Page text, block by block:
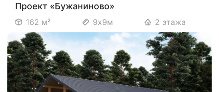
Проект «Бужаниново»
162 м² 9х9м 2 этажа